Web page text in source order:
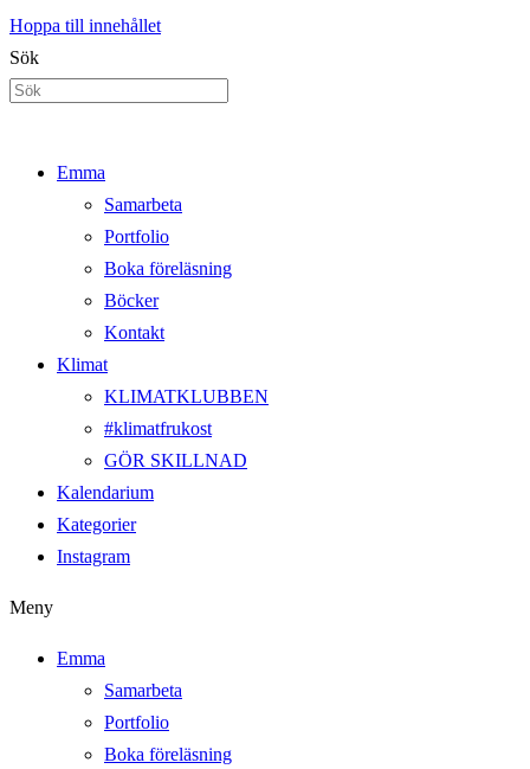
Hoppa till innehållet
Sök
Emma
Samarbeta
Portfolio
Boka föreläsning
Böcker
Kontakt
Klimat
KLIMATKLUBBEN
#klimatfrukost
GÖR SKILLNAD
Kalendarium
Kategorier
Instagram
Meny
Emma
Samarbeta
Portfolio
Boka föreläsning